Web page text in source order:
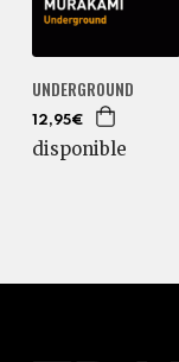
UNDERGROUND
12,95€
disponible